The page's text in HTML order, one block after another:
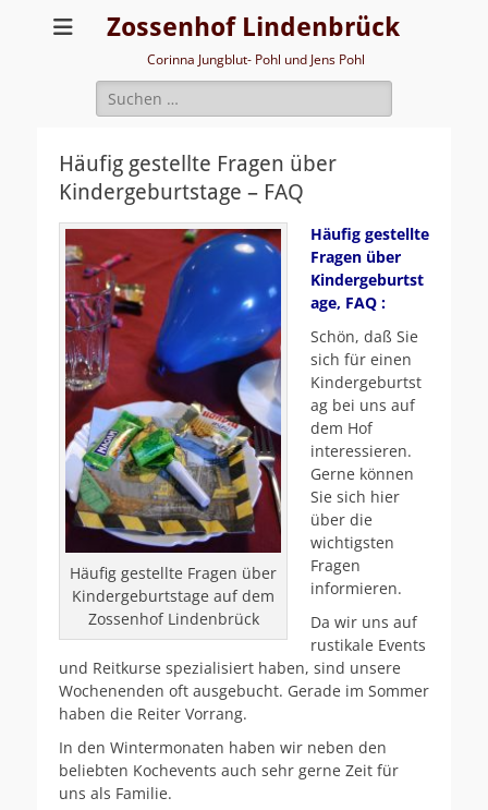
Zossenhof Lindenbrück
Corinna Jungblut- Pohl und Jens Pohl
Suche
nach:
Häufig gestellte Fragen über
Kindergeburtstage – FAQ
Häufig gestellte Fragen über
Kindergeburtstage auf dem
Zossenhof Lindenbrück
Häufig gestellte
Fragen über
Kindergeburtst
age, FAQ :
Schön, daß Sie
sich für einen
Kindergeburtst
ag bei uns auf
dem Hof
interessieren.
Gerne können
Sie sich hier
über die
wichtigsten
Fragen
informieren.
Da wir uns auf
rustikale Events
und Reitkurse spezialisiert haben, sind unsere
Wochenenden oft ausgebucht. Gerade im Sommer
haben die Reiter Vorrang.
In den Wintermonaten haben wir neben den
beliebten Kochevents auch sehr gerne Zeit für
uns als Familie.